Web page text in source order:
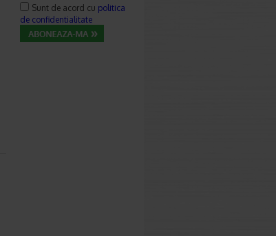
Sunt de acord cu politica
de confidentialitate